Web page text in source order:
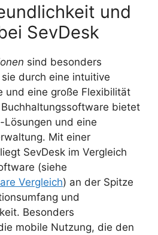
und
SevDesk
sind besonders
durch eine intuitive
und eine große Flexibilität
bietet
Lösungen und eine
Mit einer
SevDesk im Vergleich
(siehe
Vergleich) an der Spitze
und
Besonders
mobile Nutzung, die den